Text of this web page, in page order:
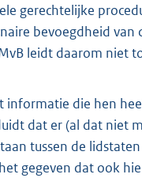
gerechtelijke
bevoegdheid
leidt daarom niet
informatie die hen
dat er (al dat niet
tussen de
gegeven dat ook